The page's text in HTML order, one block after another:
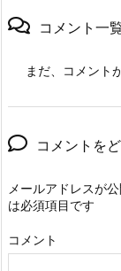
コメント一
まだ、コメント
コメントを
メールアドレスが
は必須項目です
コメント